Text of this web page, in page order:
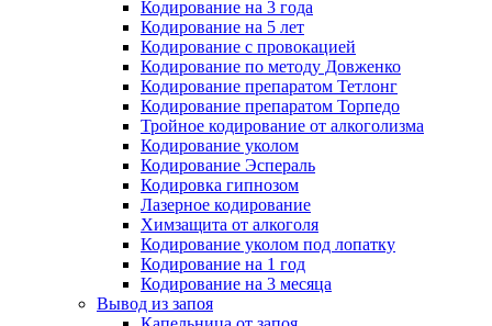
Кодирование на 3 года
Кодирование на 5 лет
Кодирование с провокацией
Кодирование по методу Довженко
Кодирование препаратом Тетлонг
Кодирование препаратом Торпедо
Тройное кодирование от алкоголизма
Кодирование уколом
Кодирование Эспераль
Кодировка гипнозом
Лазерное кодирование
Химзащита от алкоголя
Кодирование уколом под лопатку
Кодирование на 1 год
Кодирование на 3 месяца
Вывод из запоя